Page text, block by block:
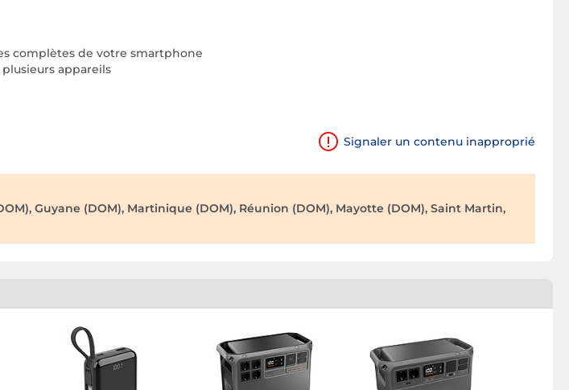
complètes de votre smartphone
appareils
Signaler un contenu inapproprié
Guyane (DOM), Martinique (DOM), Réunion (DOM), Mayotte (DOM), Saint Martin,